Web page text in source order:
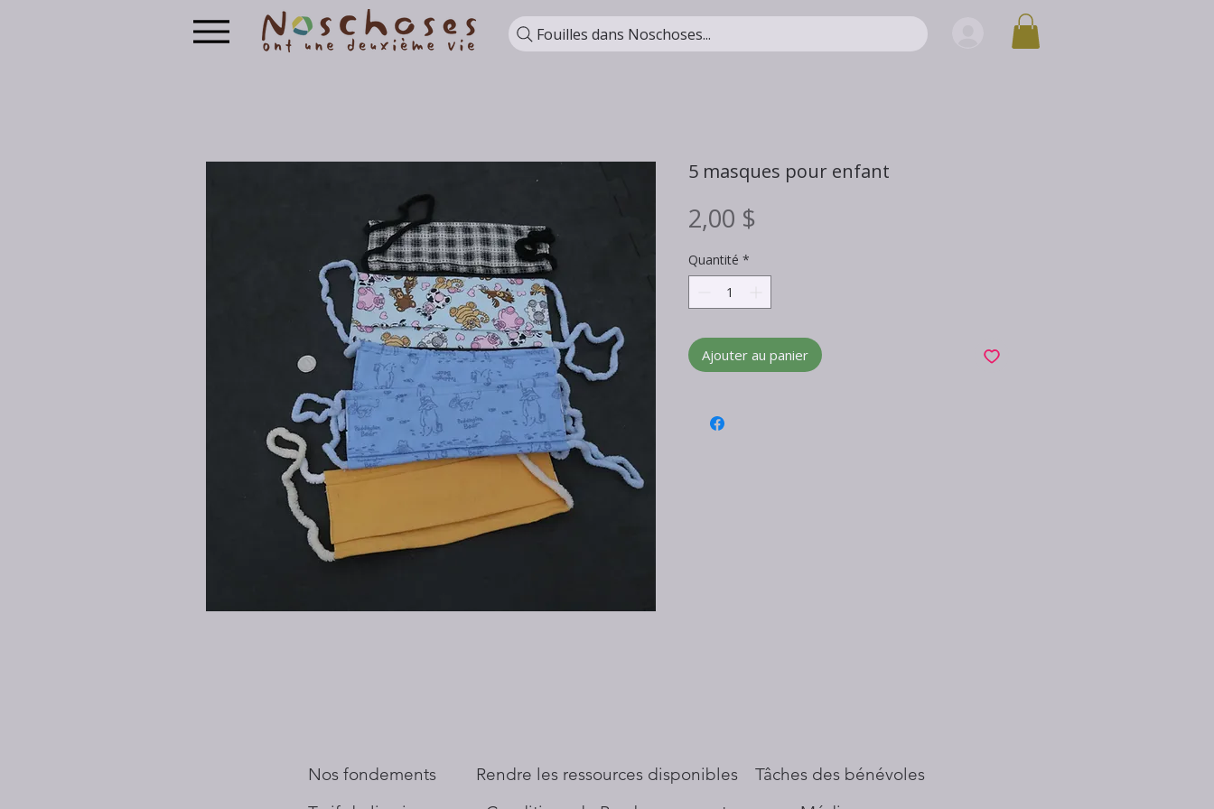
Fouilles dans Noschoses...
5 masques pour enfant
2,00 $
Quantité *
Ajouter au panier
Nos fondements
​Rendre les ressources disponibles
Tâches des bénévoles